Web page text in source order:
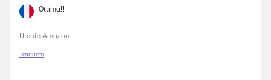
Ottima!!
Utente Amazon
Tradurre